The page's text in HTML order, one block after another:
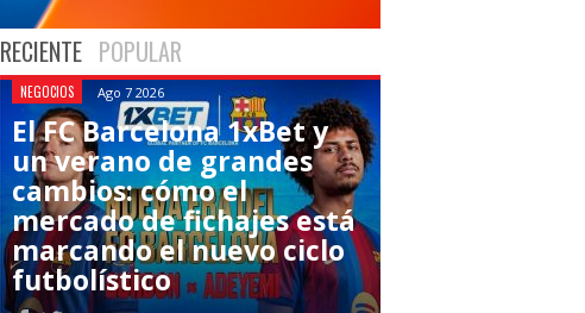
RECIENTE POPULAR
NEGOCIOS Ago 7 2026
El FC Barcelona 1xBet y
un verano de grandes
cambios: cómo el
mercado de fichajes está
marcando el nuevo ciclo
futbolístico